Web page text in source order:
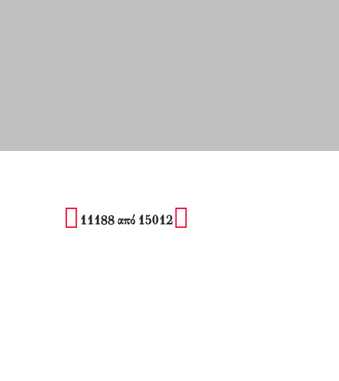
11188 από 15012